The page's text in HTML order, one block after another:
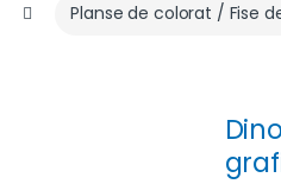
Planse de colorat / Fise